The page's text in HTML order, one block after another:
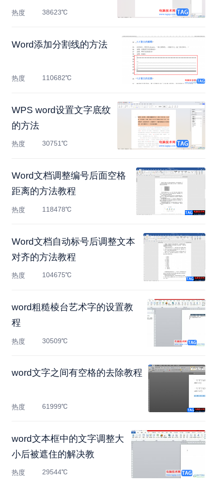
热度 38623℃
Word添加分割线的方法
热度 110682℃
WPS word设置文字底纹
的方法
热度 30751℃
Word文档调整编号后面空格
距离的方法教程
热度 118478℃
Word文档自动标号后调整文本
对齐的方法教程
热度 104675℃
word粗糙棱台艺术字的设置教
程
热度 30509℃
​word文字之间有空格的去除教程
热度 61999℃
​word文本框中的文字调整大
小后被遮住的解决教
热度 29544℃